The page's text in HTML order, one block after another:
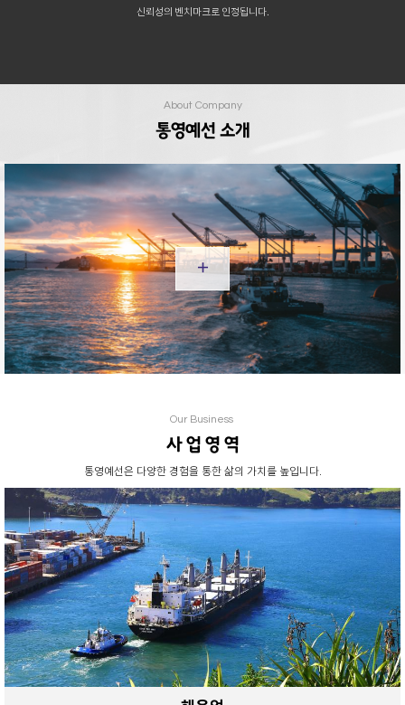
신뢰성의 벤치마크로 인정됩니다.
About Company
통영예선 소개
add
Our Business
사 업 영 역
통영예선은 다양한 경험을 통한 삶의 가치를 높입니다.